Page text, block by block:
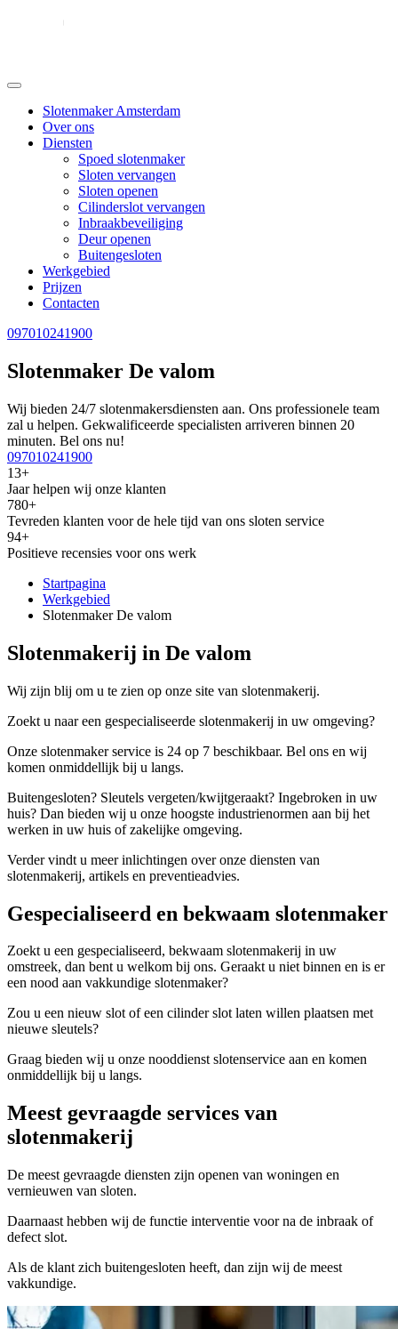
Slotenmaker Amsterdam
Over ons
Diensten
Spoed slotenmaker
Sloten vervangen
Sloten openen
Cilinderslot vervangen
Inbraakbeveiliging
Deur openen
Buitengesloten
Werkgebied
Prijzen
Contacten
097010241900
Slotenmaker De valom
Wij bieden 24/7 slotenmakersdiensten aan. Ons professionele team
zal u helpen. Gekwalificeerde specialisten arriveren binnen 20
minuten. Bel ons nu!
097010241900
13+
Jaar helpen wij onze klanten
780+
Tevreden klanten voor de hele tijd van ons sloten service
94+
Positieve recensies voor ons werk
Startpagina
Werkgebied
Slotenmaker De valom
Slotenmakerij in De valom
Wij zijn blij om u te zien op onze site van slotenmakerij.
Zoekt u naar een gespecialiseerde slotenmakerij in uw omgeving?
Onze slotenmaker service is 24 op 7 beschikbaar. Bel ons en wij
komen onmiddellijk bij u langs.
Buitengesloten? Sleutels vergeten/kwijtgeraakt? Ingebroken in uw
huis? Dan bieden wij u onze hoogste industrienormen aan bij het
werken in uw huis of zakelijke omgeving.
Verder vindt u meer inlichtingen over onze diensten van
slotenmakerij, artikels en preventieadvies.
Gespecialiseerd en bekwaam slotenmaker
Zoekt u een gespecialiseerd, bekwaam slotenmakerij in uw
omstreek, dan bent u welkom bij ons. Geraakt u niet binnen en is er
een nood aan vakkundige slotenmaker?
Zou u een nieuw slot of een cilinder slot laten willen plaatsen met
nieuwe sleutels?
Graag bieden wij u onze nooddienst slotenservice aan en komen
onmiddellijk bij u langs.
Meest gevraagde services van
slotenmakerij
De meest gevraagde diensten zijn openen van woningen en
vernieuwen van sloten.
Daarnaast hebben wij de functie interventie voor na de inbraak of
defect slot.
Als de klant zich buitengesloten heeft, dan zijn wij de meest
vakkundige.